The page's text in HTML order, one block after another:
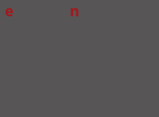
e
n